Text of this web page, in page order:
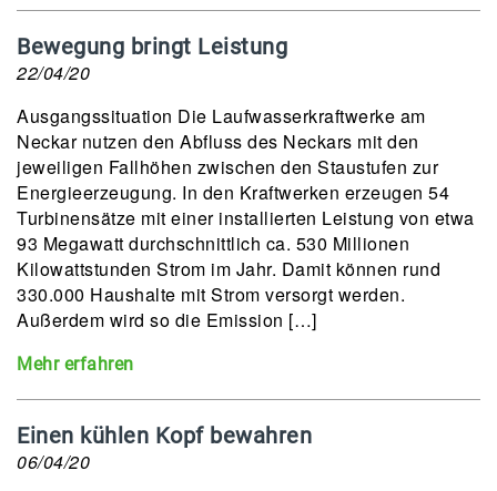
Bewegung bringt Leistung
22/04/20
Ausgangssituation Die Laufwasserkraftwerke am
Neckar nutzen den Abfluss des Neckars mit den
jeweiligen Fallhöhen zwischen den Staustufen zur
Energieerzeugung. In den Kraftwerken erzeugen 54
Turbinensätze mit einer installierten Leistung von etwa
93 Megawatt durchschnittlich ca. 530 Millionen
Kilowattstunden Strom im Jahr. Damit können rund
330.000 Haushalte mit Strom versorgt werden.
Außerdem wird so die Emission […]
Mehr erfahren
Einen kühlen Kopf bewahren
06/04/20